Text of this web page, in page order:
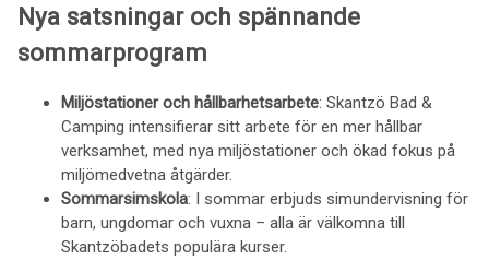
Nya satsningar och spännande
sommarprogram
Miljöstationer och hållbarhetsarbete: Skantzö Bad &
Camping intensifierar sitt arbete för en mer hållbar
verksamhet, med nya miljöstationer och ökad fokus på
miljömedvetna åtgärder.
Sommarsimskola: I sommar erbjuds simundervisning för
barn, ungdomar och vuxna – alla är välkomna till
Skantzöbadets populära kurser.